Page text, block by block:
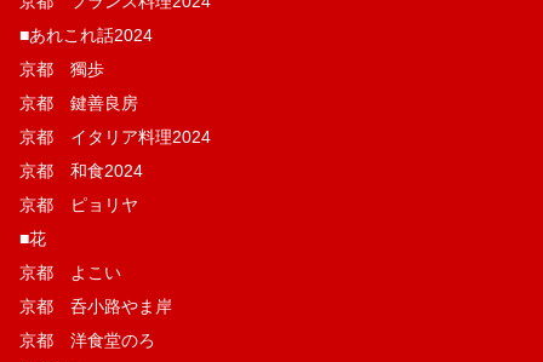
■あれこれ話2024
京都 獨歩
京都 鍵善良房
京都 イタリア料理2024
京都 和食2024
京都 ピョリヤ
■花
京都 よこい
京都 呑小路やま岸
京都 洋食堂のろ